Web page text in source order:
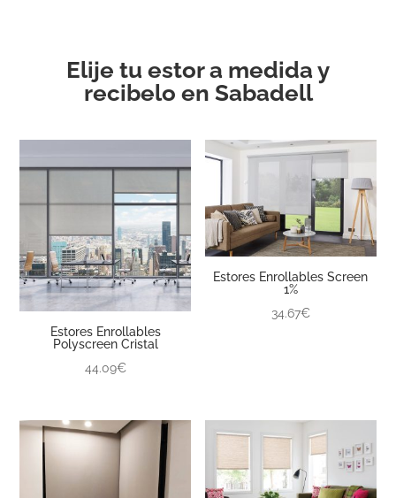
Elije tu estor a medida y
recibelo en Sabadell
Estores Enrollables
Polyscreen Cristal
44.09€
Estores Enrollables Screen
1%
34.67€